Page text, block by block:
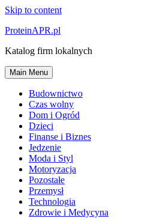
Skip to content
ProteinAPR.pl
Katalog firm lokalnych
Main Menu
Budownictwo
Czas wolny
Dom i Ogród
Dzieci
Finanse i Biznes
Jedzenie
Moda i Styl
Motoryzacja
Pozostałe
Przemysł
Technologia
Zdrowie i Medycyna